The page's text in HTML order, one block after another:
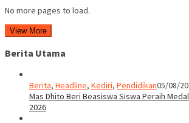
No more pages to load.
View More
Berita Utama
Berita, Headline, Kediri, Pendidikan05/08/
Mas Dhito Beri Beasiswa Siswa Peraih
2026